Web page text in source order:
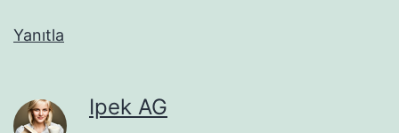
Yanıtla
Ipek AG